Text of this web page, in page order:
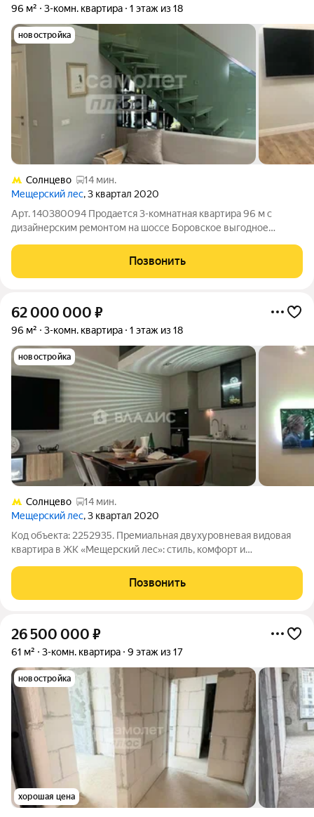
96 м² 3-комн. квартира 1 этаж из 18
новостройка
Солнцево
14 мин.
Мещерский лес, 3 квартал 2020
Арт. 140380094 Продается 3-комнатная квартира 96 м с
дизайнерским ремонтом на шоссе Боровское выгодное
быстрый выход на сделку. Квартира расположена на 1-м этаже
монолитного 18-этажного дома.
Позвонить
62 000 000 ₽
96 м² 3-комн. квартира 1 этаж из 18
новостройка
Солнцево
14 мин.
Мещерский лес, 3 квартал 2020
Код объекта: 2252935. Премиальная двухуровневая видовая
квартира в ЖК «Мещерский лес»: стиль, комфорт и
комфортной жизни? Представляем уникальную
трёхкомнатную двухуровневую квартиру в современном
Позвонить
26 500 000 ₽
61 м² 3-комн. квартира 9 этаж из 17
новостройка
хорошая цена